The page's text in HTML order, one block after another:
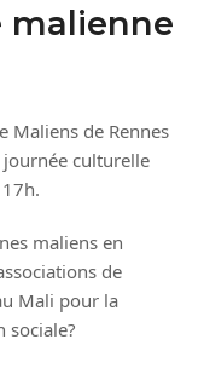
malienne
Maliens de Rennes
journée culturelle
maliens en
de
Mali pour la
sociale?